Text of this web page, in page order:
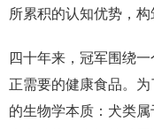
所累积的认知优势，构
四十年来，冠军围绕
正需要的健康食品。
的生物学本质：犬类